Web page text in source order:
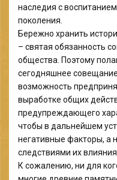
наследия с
поколения.
Бережно хранить
– святая обязанность
общества. Поэтому
сегодняшнее
возможность
выработке общих
предупреждающего
чтобы в дальнейшем
негативные факторы, а
следствиями их
К сожалению, ни для